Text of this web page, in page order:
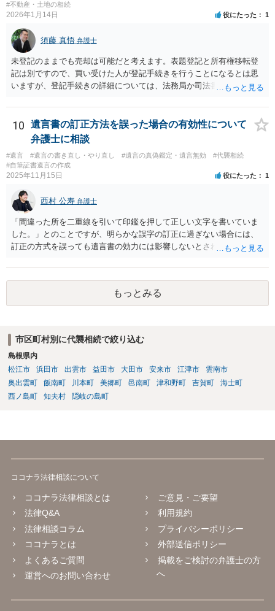
#不動産・土地の相続
2026年1月14日 役にたった 1
須藤 真悟 弁護士
未登記のままでも売却は可能だと考えます。表題登記と所有権移転登
記は別ですので、買い受けた人が登記手続きを行うことになるとは思
いますが、登記手続きの詳細については、法務局か司法書士に確認す
10
遺言書の訂正方法を誤った場合の有効性について
弁護士に相談
#遺言 #遺言の書き直し・やり直し #遺言の真偽鑑定・遺言無効
#代襲相続
#自筆証書遺言の作成
2025年11月15日 役にたった 1
西村 公寿 弁護士
「間違った所を二重線を引いて印鑑を押して正しい文字を書いていま
した。」とのことですが、明らかな誤字の訂正に過ぎない場合には、
訂正の方式を誤っても遺言書の効力には影響しないとされているよう
もっとみる
市区町村別に代襲相続で絞り込む
島根県内
松江市
浜田市 出雲市 益田市 大田市 安来市 江津市
雲南市
奥出雲町
飯南町 川本町 美郷町 邑南町 津和野町 吉賀町
海士町
西ノ島町
知夫村 隠岐の島町
ココナラ法律相談について
ココナラ法律相談とは
法律Q&A
法律相談コラム
ココナラとは
よくあるご質問
運営へのお問い合わせ
ご意見・ご要望
利用規約
プライバシーポリシー
外部送信ポリシー
掲載をご検討の弁護士の方
へ